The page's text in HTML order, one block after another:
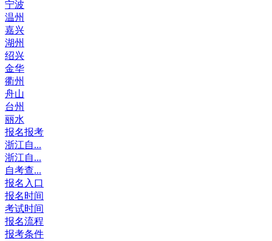
宁波
温州
嘉兴
湖州
绍兴
金华
衢州
舟山
台州
丽水
报名报考
浙江自...
浙江自...
自考查...
报名入口
报名时间
考试时间
报名流程
报考条件